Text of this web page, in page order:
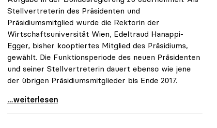
Stellvertreterin des Präsidenten und
Präsidiumsmitglied wurde die Rektorin der
Wirtschaftsuniversität Wien, Edeltraud Hanappi-
Egger, bisher kooptiertes Mitglied des Präsidiums,
gewählt. Die Funktionsperiode des neuen Präsidenten
und seiner Stellvertreterin dauert ebenso wie jene
der übrigen Präsidiumsmitglieder bis Ende 2017.
Oliver Vitouch zum neuen Präsidenten der uniko
...weiterlesen